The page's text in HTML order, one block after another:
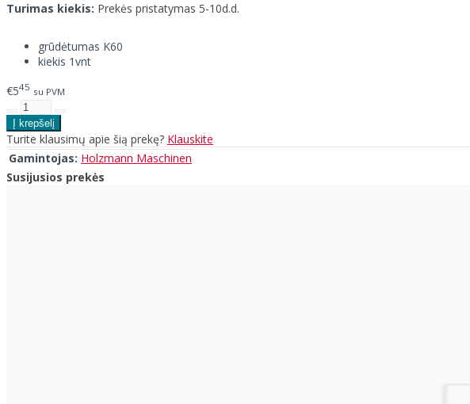
Turimas kiekis: Prekės pristatymas 5-10d.d.
grūdėtumas K60
kiekis 1vnt
€545 su PVM
Turite klausimų apie šią prekę? Klauskite
Gamintojas: Holzmann Maschinen
Susijusios prekės